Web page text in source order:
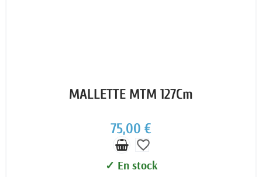
MALLETTE MTM 127Cm
75,00 €
favorite_border
✓ En stock